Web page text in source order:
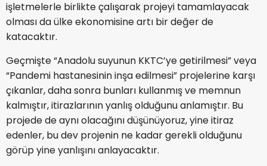
işletmelerle birlikte çalışarak projeyi tamamlayacak
olması da ülke ekonomisine artı bir değer de
katacaktır.
Geçmişte “Anadolu suyunun KKTC’ye getirilmesi” veya
“Pandemi hastanesinin inşa edilmesi” projelerine karşı
çıkanlar, daha sonra bunları kullanmış ve memnun
kalmıştır, itirazlarının yanlış olduğunu anlamıştır. Bu
projede de aynı olacağını düşünüyoruz, yine itiraz
edenler, bu dev projenin ne kadar gerekli olduğunu
görüp yine yanlışını anlayacaktır.